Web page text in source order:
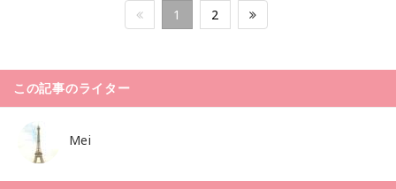
1 2
この記事のライター
Mei